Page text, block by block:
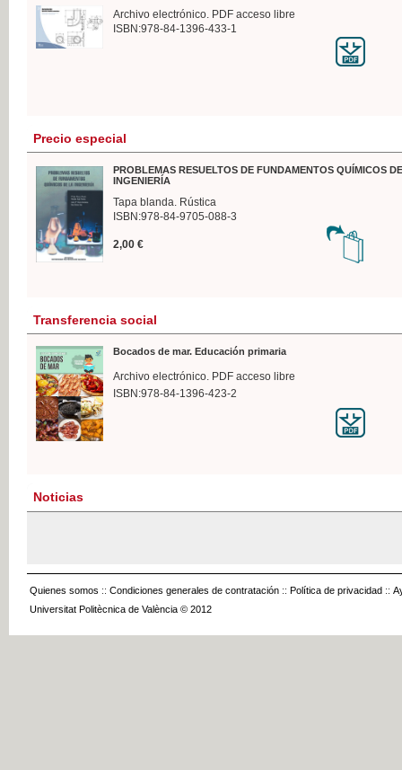
Archivo electrónico. PDF acceso libre
ISBN:978-84-1396-433-1
Precio especial
PROBLEMAS RESUELTOS DE FUNDAMENTOS QUÍMICOS
INGENIERÍA
Tapa blanda. Rústica
ISBN:978-84-9705-088-3
2,00 €
Transferencia social
Bocados de mar. Educación primaria
Archivo electrónico. PDF acceso libre
ISBN:978-84-1396-423-2
Noticias
Quienes somos :: Condiciones generales de contratación :: Política de privacidad ::
Universitat Politècnica de València © 2012